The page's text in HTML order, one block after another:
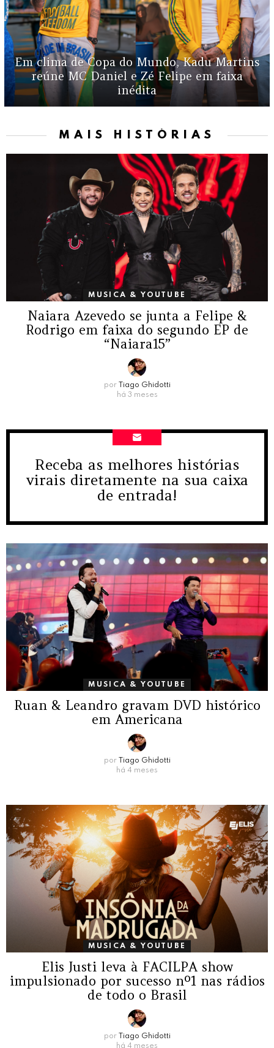
Em clima de Copa do Mundo, Kadu Martins
reúne MC Daniel e Zé Felipe em faixa
inédita
MAIS HISTÓRIAS
MUSICA & YOUTUBE
Naiara Azevedo se junta a Felipe &
Rodrigo em faixa do segundo EP de
“Naiara15”
por
Tiago Ghidotti
há 3 meses
NEWSLETTER
Receba as melhores histórias
virais diretamente na sua caixa
de entrada!
MUSICA & YOUTUBE
Ruan & Leandro gravam DVD histórico
em Americana
por
Tiago Ghidotti
há 4 meses
MUSICA & YOUTUBE
Elis Justi leva à FACILPA show
impulsionado por sucesso nº1 nas rádios
de todo o Brasil
por
Tiago Ghidotti
há 4 meses